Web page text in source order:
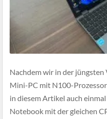
Nachdem wir in der jüngsten
Mini-PC mit N100-
in diesem Artikel auch
Notebook mit der gleichen